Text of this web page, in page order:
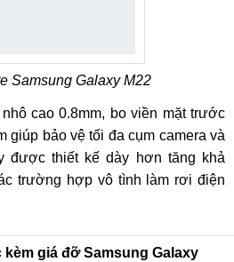
Samsung Galaxy M22
cao 0.8mm, bo viền mặt trước
giúp bảo vệ tối đa cụm camera và
được thiết kế dày hơn tăng khả
trường hợp vô tình làm rơi điện
giá đỡ Samsung Galaxy